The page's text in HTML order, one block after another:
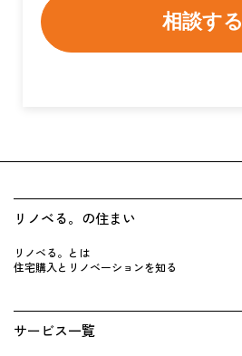
相談する
リノベる。の住まい
リノベる。とは
住宅購入とリノベーションを知る
サービス一覧